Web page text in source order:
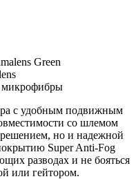
Green
микрофибры
с удобным подвижным
со шлемом
но и надежной
Super Anti-Fog
разводах и не бояться
или гейтором.